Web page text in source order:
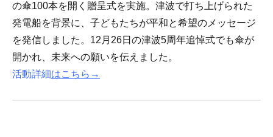
の傘100本を開く贈呈式を実施。津波で打ち上げられた
発電船を背景に、子どもたちが平和と希望のメッセージ
を発信しました。12月26日の津波5周年追悼式でも傘が
開かれ、未来への願いを伝えました。
活動詳細はこちら →